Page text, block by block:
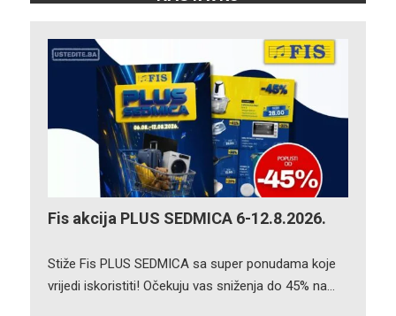
Fis akcija PLUS SEDMICA 6-12.8.2026.
Stiže Fis PLUS SEDMICA sa super ponudama koje
vrijedi iskoristiti! Očekuju vas sniženja do 45% na…